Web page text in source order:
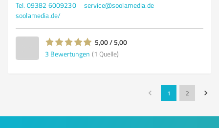
Tel. 09382 6009230
service@soolamedia.de
soolamedia.de/
5,00 / 5,00
3 Bewertungen (1 Quelle)
1 2